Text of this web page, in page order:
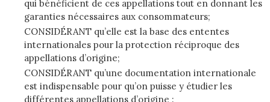
qui bénéficient de ces appellations tout en donnant les
garanties nécessaires aux consommateurs;
CONSIDÉRANT qu’elle est la base des ententes
internationales pour la protection réciproque des
appellations d’origine;
CONSIDÉRANT qu’une documentation internationale
est indispensable pour qu’on puisse y étudier les
différentes appellations d’origine :